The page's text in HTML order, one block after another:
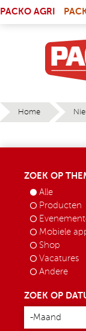
PACKO AGRI
Home
ZOEK OP
Alle
Producten
Mobiele
Shop
Vacatures
Andere
ZOEK OP
Maand
-Maand